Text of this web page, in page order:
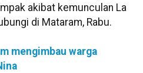
akibat kemunculan La
di Mataram, Rabu.
mengimbau warga